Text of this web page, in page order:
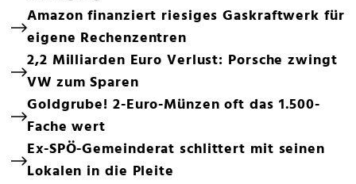
Amazon finanziert riesiges Gaskraftwerk für
eigene Rechenzentren
2,2 Milliarden Euro Verlust: Porsche zwingt
VW zum Sparen
Goldgrube! 2-Euro-Münzen oft das 1.500-
Fache wert
Ex-SPÖ-Gemeinderat schlittert mit seinen
Lokalen in die Pleite